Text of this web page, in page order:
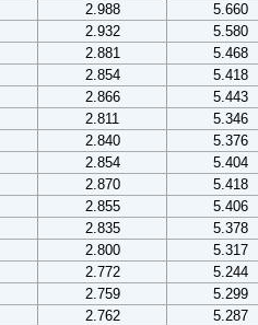
2.988
5.660
2.932
5.580
2.881
5.468
2.854
5.418
2.866
5.443
2.811
5.346
2.840
5.376
2.854
5.404
2.870
5.418
2.855
5.406
2.835
5.378
2.800
5.317
2.772
5.244
2.759
5.299
2.762
5.287